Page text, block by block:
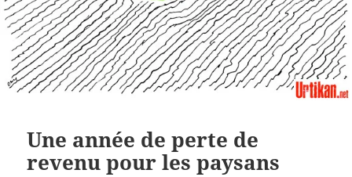
Une année de perte de
revenu pour les paysans